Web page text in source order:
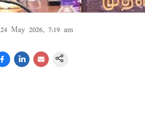
24 May 2026, 7:19 am